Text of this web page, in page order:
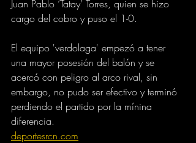
Juan Pablo ‘Tatay’ Torres, quien se hizo
cargo del cobro y puso el 1-0.
El equipo 'verdolaga' empezó a tener
una mayor posesión del balón y se
acercó con peligro al arco rival, sin
embargo, no pudo ser efectivo y terminó
perdiendo el partido por la mínina
diferencia.
deportesrcn.com